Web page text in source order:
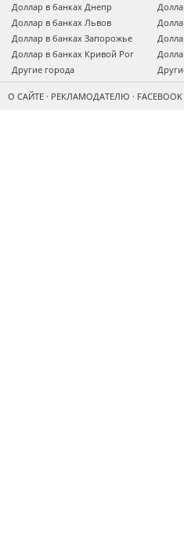
Доллар в банках Днепр
Доллар в банках Львов
Доллар в банках Запорожье
Доллар в банках Кривой Рог
Другие города
О САЙТЕ · РЕКЛАМОДАТЕЛЮ · FACEBOOK